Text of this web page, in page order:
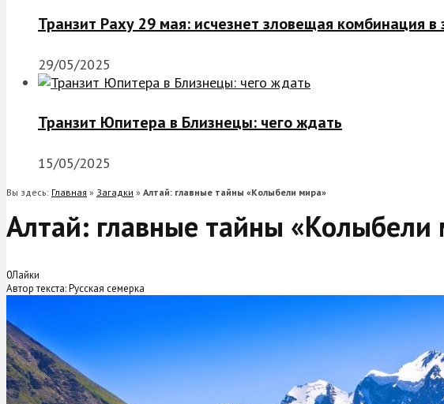
Транзит Раху 29 мая: исчезнет зловещая комбинация в
29/05/2025
Транзит Юпитера в Близнецы: чего ждать
15/05/2025
Вы здесь: Главная » Загадки » Алтай: главные тайны «Колыбели мира»
Алтай: главные тайны «Колыбели
0Лайки
Автор текста: Русская семерка